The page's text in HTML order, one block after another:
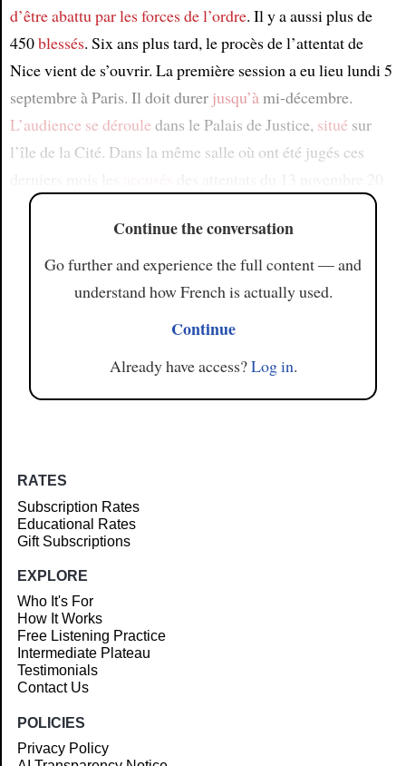
d’être abattupar les forces de l’ordre. Il y a aussi plus de
450blessés. Six ans plus tard, le procès de l’attentat de
Nice vient de s’ouvrir. La première session a eu lieu lundi 5
septembre à Paris. Il doit durer jusqu’àmi-décembre.
L’audience se déroule dans le Palais de Justice, situé sur
l’île de la Cité. Dans la même salle où ont été jugés ces
Continue the conversation
Go further and experience the full content — and
understand how French is actually used.
Continue
Already have access?Log in.
RATES
Subscription Rates
Educational Rates
Gift Subscriptions
EXPLORE
Who It's For
How It Works
Free Listening Practice
Intermediate Plateau
Testimonials
Contact Us
POLICIES
Privacy Policy